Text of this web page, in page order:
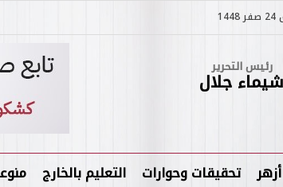
رئيس التحرير
شيماء جلال
أزهر تحقيقات وحوارات التعليم بالخارج